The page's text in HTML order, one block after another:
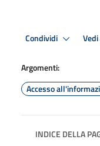
Condividi
Argomenti:
Accesso
INDICE DELLA